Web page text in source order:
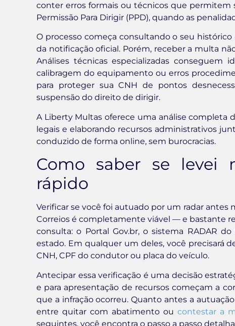
conter erros formais ou técnicos que permitem
Permissão Para Dirigir (PPD), quando as
O processo começa consultando o seu
da notificação oficial. Porém, receber a multa
Análises técnicas especializadas conseguem
calibragem do equipamento ou erros
para proteger sua CNH de pontos
suspensão do direito de dirigir.
A Liberty Multas oferece uma análise completa
legais e elaborando recursos administrativos
conduzido de forma online, sem burocracias.
Como saber se levei
rápido
Verificar se você foi autuado por um radar
Correios é completamente viável — e bastante
consulta: o Portal Gov.br, o sistema RADAR
estado. Em qualquer um deles, você precisará
CNH, CPF do condutor ou placa do veículo.
Antecipar essa verificação é uma decisão
e para apresentação de recursos começam a
que a infração ocorreu. Quanto antes a
entre quitar com abatimento ou contestar a
seguintes, você encontra o passo a passo